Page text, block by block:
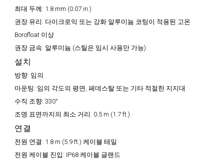
최대 두께: 1.8 mm (0.07 in.)
권장 유리: 다이크로익 또는 강화 알루미늄 코팅이 적용된 고온
Borofloat 이상
권장 금속: 알루미늄 (스틸은 임시 사용만 가능)
설치
방향: 임의
마운팅: 임의 각도의 평면, 페데스탈 또는 기타 적절한 지지대
수직 조향: 330°
조명 표면까지의 최소 거리: 0.5 m (1.7 ft.)
연결
전원 연결: 1.8 m (5.9 ft.) 케이블 테일
전원 케이블 진입: IP68 케이블 글랜드